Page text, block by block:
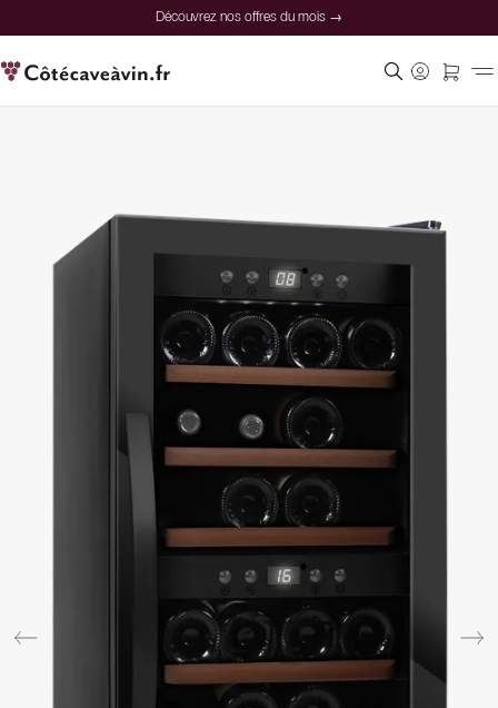
Découvrez nos offres du mois →